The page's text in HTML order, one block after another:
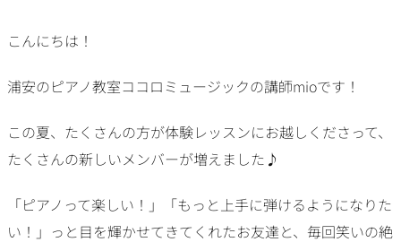
こんにちは！
浦安のピアノ教室ココロミュージックの講師mioです！
この夏、たくさんの方が体験レッスンにお越しくださって、
たくさんの新しいメンバーが増えました♪
「ピアノって楽しい！」「もっと上手に弾けるようになりた
い！」っと目を輝かせてきてくれたお友達と、毎回笑いの絶